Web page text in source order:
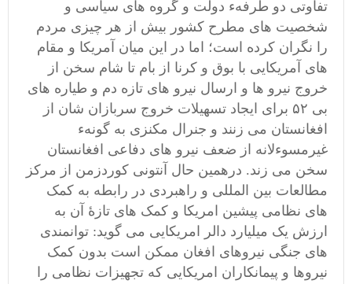
تفاوتی دو طرفهء دولت و گروه های سیاسی و
شخصیت های مطرح کشور بیش از هر چیزی مردم
را نگران کرده است؛ اما در این میان آمریکا و مقام
های آمریکایی با بوق و کرنا از بام تا شام سخن از
خروج نیرو ها و ارسال نیرو های تازه دم و طیاره های
بی ۵۲ برای ایجاد تسهیلات خروج سربازان شان از
افغانستان می زنند و جنرال مکنزی به گونهء
غیرمسوءلانه از ضعف نیرو های دفاعی افغانستان
سخن می زند‌. درهمین حال آنتونی کوردزمن از مرکز
مطالعات بین المللی و راهبردی در رابطه به کمک
های نظامی پیشین امریکا و کمک های تازۀ آن به
ارزش یک میلیارد دالر امریکایی می گوید: توانمندی
های جنگی نیروهای افغان ممکن است بدون کمک
نیروها و پیمانکاران امریکایی که تجهیزات نظامی را